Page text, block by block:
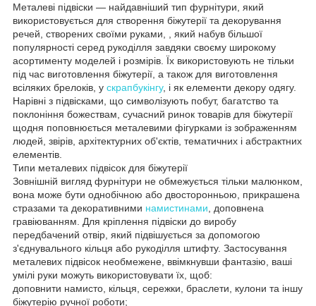
Металеві підвіски — найдавніший тип фурнітури, який
використовується для створення біжутерії та декорування
речей, створених своїми руками, , який набув більшої
популярності серед рукоділля завдяки своєму широкому
асортименту моделей і розмірів. Їх використовують не тільки
під час виготовлення біжутерії, а також для виготовлення
всіляких брелоків, у скрапбукінгу, і як елементи декору одягу.
Нарівні з підвісками, що символізують побут, багатство та
поклоніння божествам, сучасний ринок товарів для біжутерії
щодня поповнюється металевими фігурками із зображенням
людей, звірів, архітектурних об'єктів, тематичних і абстрактних
елементів.
Типи металевих підвісок для біжутерії
Зовнішній вигляд фурнітури не обмежується тільки малюнком,
вона може бути однобічною або двосторонньою, прикрашена
стразами та декоративними намистинами , доповнена
гравіюванням. Для кріплення підвіски до виробу
передбачений отвір, який підвішується за допомогою
з'єднувального кільця або рукоділля штифту. Застосування
металевих підвісок необмежене, ввімкнувши фантазію, ваші
умілі руки можуть використовувати їх, щоб:
доповнити намисто, кільця, сережки, браслети, кулони та іншу
біжутерію ручної роботи;